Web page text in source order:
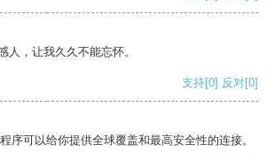
人，让我久久不能忘怀。
支持[0] 反对[0]
序可以给你提供全球覆盖和最高安全性的连接。